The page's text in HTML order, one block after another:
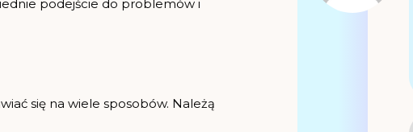
podejście do problemów i
się na wiele sposobów. Należą